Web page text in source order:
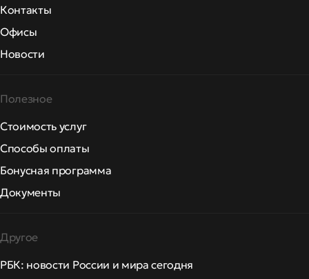
Контакты
Офисы
Новости
Полезное
Стоимость услуг
Способы оплаты
Бонусная программа
Документы
Другое
РБК: новости России и мира сегодня